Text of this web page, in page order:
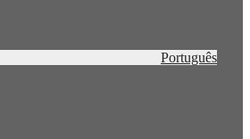
Português